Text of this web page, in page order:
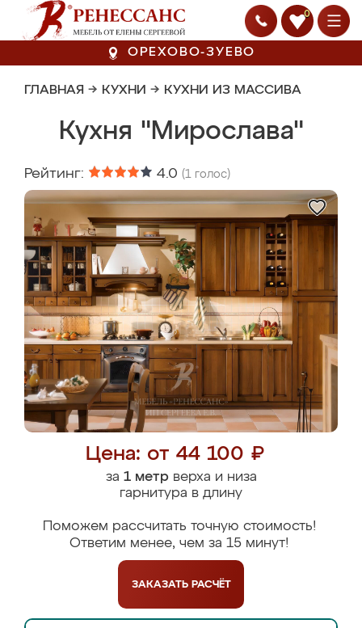
0
ОРЕХОВО-ЗУЕВО
ГЛАВНАЯ → КУХНИ → КУХНИ ИЗ МАССИВА
Кухня "Мирослава"
Рейтинг: 4.0 (1 голос)
Цена: от 44 100 ₽
за 1 метрверха и низа
гарнитура в длину
Поможем рассчитать точную стоимость!
Ответим менее, чем за 15 минут!
ЗАКАЗАТЬ РАСЧЁТ